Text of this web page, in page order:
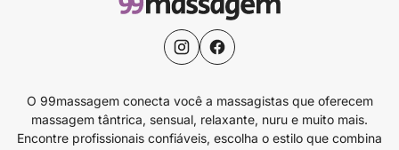
O 99massagem conecta você a massagistas que oferecem
massagem tântrica, sensual, relaxante, nuru e muito mais.
Encontre profissionais confiáveis, escolha o estilo que combina